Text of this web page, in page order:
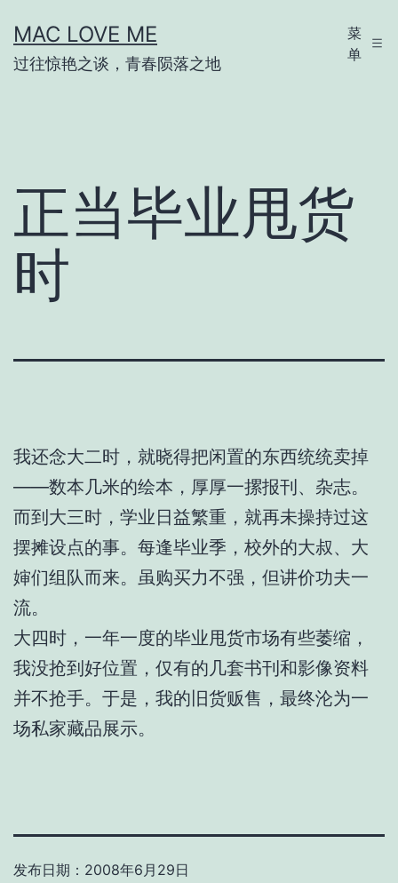
至
内
MAC LOVE ME
过往惊艳之谈，青春陨落之地
菜
单
正当毕业甩货
时
我还念大二时，就晓得把闲置的东西统统卖掉
——数本几米的绘本，厚厚一摞报刊、杂志。
而到大三时，学业日益繁重，就再未操持过这
摆摊设点的事。每逢毕业季，校外的大叔、大
婶们组队而来。虽购买力不强，但讲价功夫一
流。
大四时，一年一度的毕业甩货市场有些萎缩，
我没抢到好位置，仅有的几套书刊和影像资料
并不抢手。于是，我的旧货贩售，最终沦为一
场私家藏品展示。
发布日期： 2008年6月29日